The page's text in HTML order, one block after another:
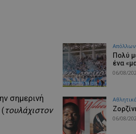
σημερινή
(τουλάχιστον
Απόλλων
Πολύ
ένα
06/08/
06/08/